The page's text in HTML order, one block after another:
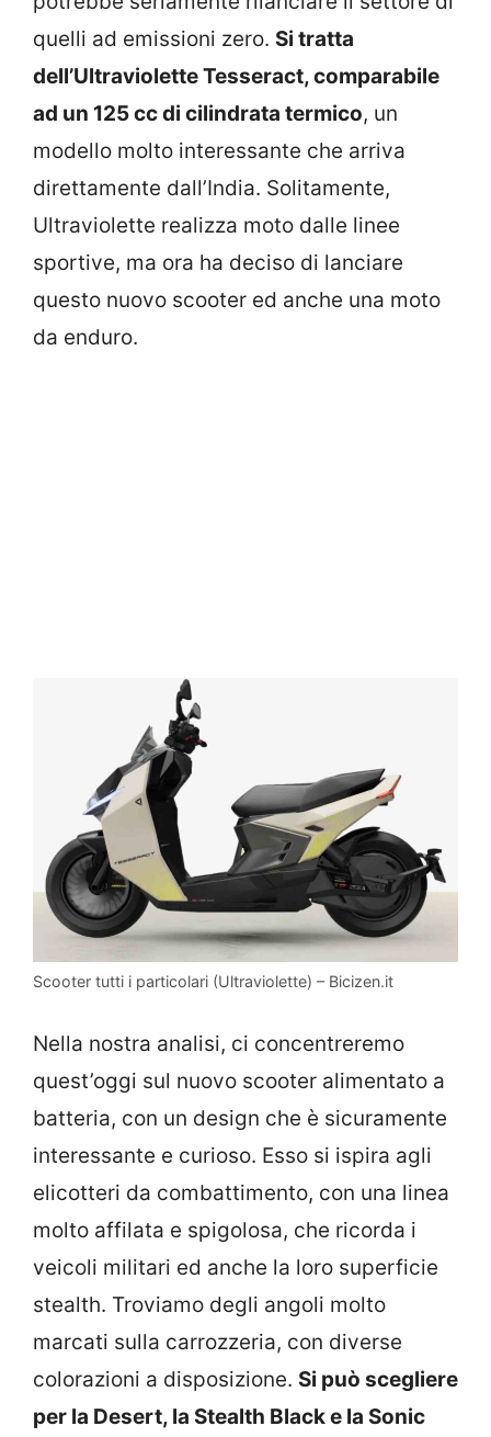
quelli ad emissioni zero. Si tratta
dell’Ultraviolette Tesseract, comparabile
ad un 125 cc di cilindrata termico, un
modello molto interessante che arriva
direttamente dall’India. Solitamente,
Ultraviolette realizza moto dalle linee
sportive, ma ora ha deciso di lanciare
questo nuovo scooter ed anche una moto
da enduro.
Scooter tutti i particolari (Ultraviolette) – Bicizen.it
Nella nostra analisi, ci concentreremo
quest’oggi sul nuovo scooter alimentato a
batteria, con un design che è sicuramente
interessante e curioso. Esso si ispira agli
elicotteri da combattimento, con una linea
molto affilata e spigolosa, che ricorda i
veicoli militari ed anche la loro superficie
stealth. Troviamo degli angoli molto
marcati sulla carrozzeria, con diverse
colorazioni a disposizione. Si può scegliere
per la Desert, la Stealth Black e la Sonic